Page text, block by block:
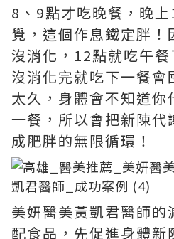
8、9點才吃晚餐，晚
覺，這個作息鐵定胖！
沒消化，12點就吃午
沒消化完就吃下一餐會
太久，身體會不知道你
一餐，所以會把新陳代
成肥胖的無限循環！
美妍醫美黃凱君醫師的
配食品，先促進身體新